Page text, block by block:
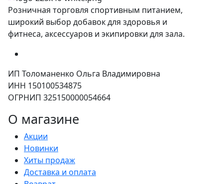
Розничная торговля спортивным питанием,
широкий выбор добавок для здоровья и
фитнеса, аксессуаров и экипировки для зала.
ИП Толоманенко Ольга Владимировна
ИНН 150100534875
ОГРНИП 325150000054664
О магазине
Акции
Новинки
Хиты продаж
Доставка и оплата